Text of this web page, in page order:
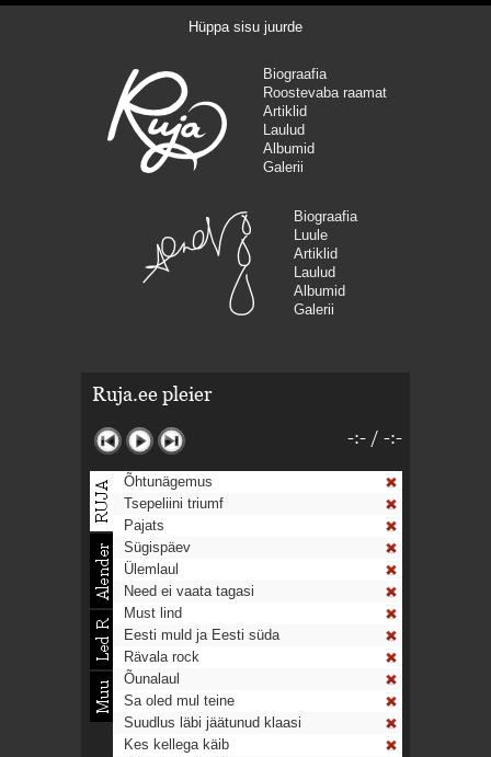
Hüppa sisu juurde
Biograafia
Roostevaba raamat
Artiklid
Laulud
Albumid
Galerii
Biograafia
Luule
Artiklid
Laulud
Albumid
Galerii
Ruja.ee pleier
-:- / -:-
Õhtunägemus
Tsepeliini triumf
Pajats
Sügispäev
Ülemlaul
Need ei vaata tagasi
Must lind
Eesti muld ja Eesti süda
Rävala rock
Õunalaul
Sa oled mul teine
Suudlus läbi jäätunud klaasi
Kes kellega käib